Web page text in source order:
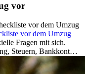
vor
vor dem Umzug
Fragen mit sich.
Steuern, Bankkonto,
damit dein Neustart